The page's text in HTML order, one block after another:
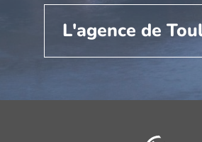
L'agence de